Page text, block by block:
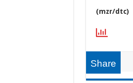
(mzr/dtc)
Share